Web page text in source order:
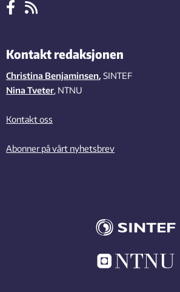
Kontakt redaksjonen
Christina Benjaminsen, SINTEF
Nina Tveter, NTNU
Kontakt oss
Abonner på vårt nyhetsbrev